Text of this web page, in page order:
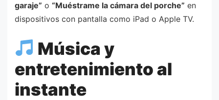
garaje” o “Muéstrame la cámara del porche” en
dispositivos con pantalla como iPad o Apple TV.
Música y
entretenimiento al
instante